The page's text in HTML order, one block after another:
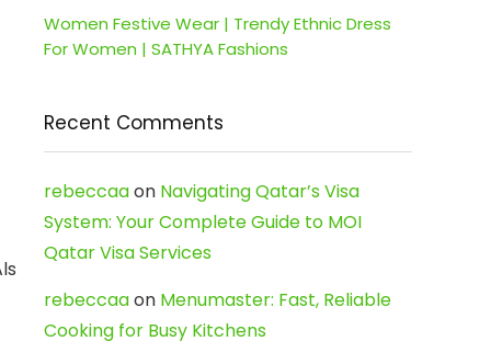
Women Festive Wear | Trendy Ethnic Dress
For Women | SATHYA Fashions
Recent Comments
rebeccaaon Navigating Qatar’s Visa
System: Your Complete Guide to MOI
Qatar Visa Services
rebeccaaon Menumaster: Fast, Reliable
Cooking for Busy Kitchens